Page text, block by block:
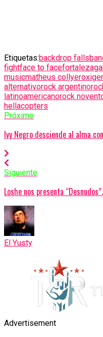
Etiquetas:backdrop falls
fightface to facefortaleza
musicmatheus collyer
alternativorock argentino
latinoamericanorock
hellacopters
Próximo
Ivy Negro desciende al alma
Siguiente
Loshe nos presenta
El Yusty
Advertisement